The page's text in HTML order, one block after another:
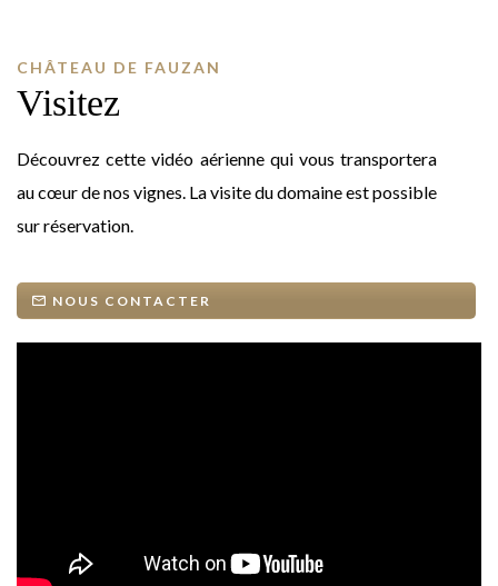
CHÂTEAU DE FAUZAN
Visitez
Découvrez cette vidéo aérienne qui vous transportera
au cœur de nos vignes. La visite du domaine est possible
sur réservation.
NOUS CONTACTER